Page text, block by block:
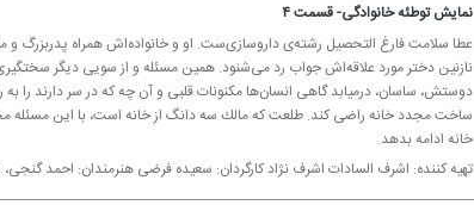
نمایش توطئه خانوادگی- قسمت ۴
عطا سلامت فارغ التحصیل رشته‌ی داروسازی‌ست. او و خانواده‌اش همراه پدربزرگ و
نازنین دختر مورد علاقه‌اش جواب رد می‌شنود. همین مسئله و از سویی دیگر
دوستش، ساسان، درمیابد گاهی انسان‌ها مكنونات قلبی و آن چه كه در سر دارند را
ساخت مجدد خانه راضی كند. طلعت كه مالك سه دانگ از خانه است، با این مسئله
خانه ادامه بدهد.
تهیه كننده: اشرف السادات اشرف نژاد كارگردان: سعیده فرضی هنرمندان: احمد